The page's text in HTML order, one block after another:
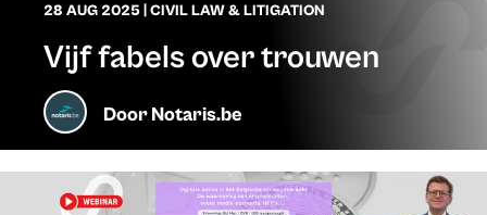
28 AUG 2025 CIVIL LAW & LITIGATION
Vijf fabels over trouwen
DoorNotaris.be